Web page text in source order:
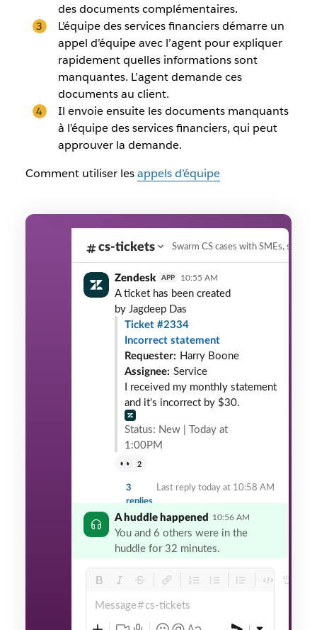
des documents complémentaires.
L’équipe des services financiers démarre un
appel d’équipe avec l’agent pour expliquer
rapidement quelles informations sont
manquantes. L’agent demande ces
documents au client.
Il envoie ensuite les documents manquants
à l’équipe des services financiers, qui peut
approuver la demande.
Comment utiliser lesappels d’équipe
cs-tickets
Zendesk APP 10:55 AM
A ticket has been created
by Jagdeep Das
Ticket #2334
Incorrect statement
Requester: Harry Boone
Assignee: Service
I received my monthly statement
and it's incorrect by $30.
Status: New | Today at
1:00PM
2
3
replies
Last reply today at 10:58 AM
A huddle happened 10:56 AM
You and 6 others were in the
huddle for 32 minutes.
Message cs-tickets